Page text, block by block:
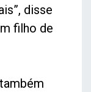
disse
filho de